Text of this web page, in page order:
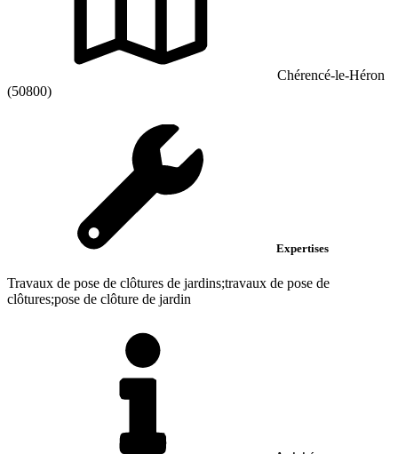
Chérencé-le-Héron
(50800)
Expertises
Travaux de pose de clôtures de jardins;travaux de pose de
clôtures;pose de clôture de jardin